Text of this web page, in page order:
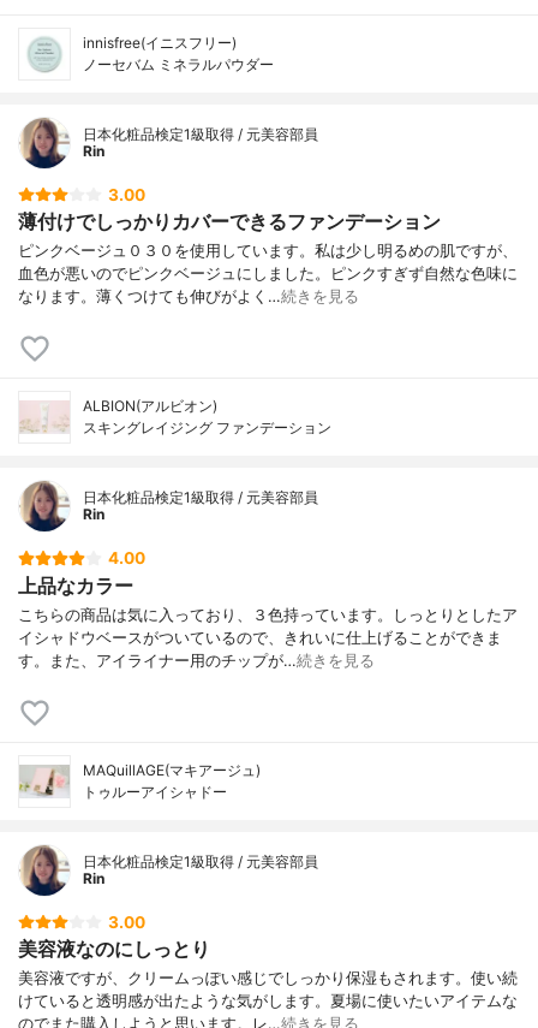
innisfree(イニスフリー)
ノーセバム ミネラルパウダー
日本化粧品検定1級取得 / 元美容部員
Rin
3.00
薄付けでしっかりカバーできるファンデーション
ピンクベージュ０３０を使用しています。私は少し明るめの肌ですが、
血色が悪いのでピンクベージュにしました。ピンクすぎず自然な色味に
なります。薄くつけても伸びがよく…続きを見る
ALBION(アルビオン)
スキングレイジング ファンデーション
日本化粧品検定1級取得 / 元美容部員
Rin
4.00
上品なカラー
こちらの商品は気に入っており、３色持っています。しっとりとしたア
イシャドウベースがついているので、きれいに仕上げることができま
す。また、アイライナー用のチップが…続きを見る
MAQuillAGE(マキアージュ)
トゥルーアイシャドー
日本化粧品検定1級取得 / 元美容部員
Rin
3.00
美容液なのにしっとり
美容液ですが、クリームっぽい感じでしっかり保湿もされます。使い続
けていると透明感が出たような気がします。夏場に使いたいアイテムな
のでまた購入しようと思います。レ…続きを見る